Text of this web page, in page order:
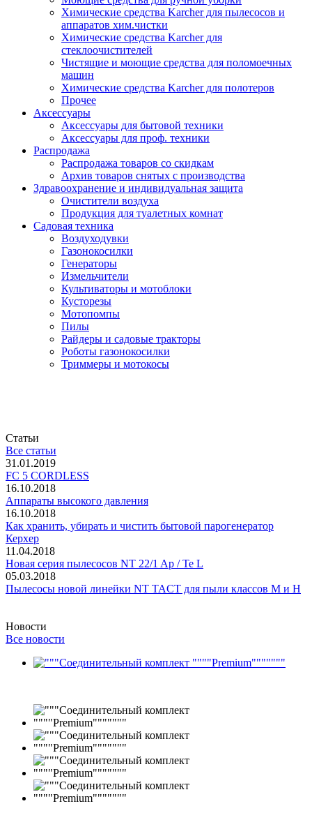
Химические средства Karcher для пылесосов и
аппаратов хим.чистки
Химические средства Karcher для
стеклоочистителей
Чистящие и моющие средства для поломоечных
машин
Химические средства Karcher для полотеров
Прочее
Аксессуары
Аксессуары для бытовой техники
Аксессуары для проф. техники
Распродажа
Распродажа товаров со скидкам
Архив товаров снятых с производства
Здравоохранение и индивидуальная защита
Очистители воздуха
Продукция для туалетных комнат
Садовая техника
Воздуходувки
Газонокосилки
Генераторы
Измельчители
Культиваторы и мотоблоки
Кусторезы
Мотопомпы
Пилы
Райдеры и садовые тракторы
Роботы газонокосилки
Триммеры и мотокосы
Статьи
Все статьи
31.01.2019
FC 5 CORDLESS
16.10.2018
Аппараты высокого давления
16.10.2018
Как хранить, убирать и чистить бытовой парогенератор
Керхер
11.04.2018
Новая серия пылесосов NT 22/1 Ap / Te L
05.03.2018
Пылесосы новой линейки NT TACT для пыли классов M и H
Новости
Все новости